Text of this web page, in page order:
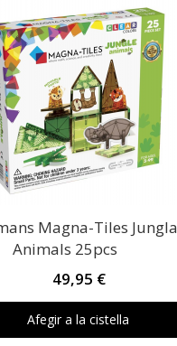
Magna-Tiles Jungla
Animals 25pcs
49,95 €
Afegir a la cistella